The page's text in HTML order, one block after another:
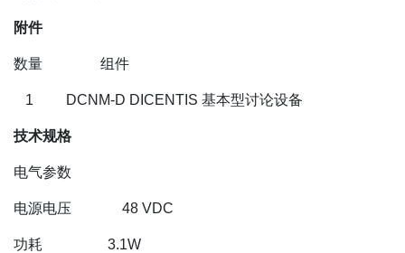
附件
数量 组件
1 DCNM‑D DICENTIS 基本型讨论设备
技术规格
电气参数
电源电压 48 VDC
功耗 3.1W